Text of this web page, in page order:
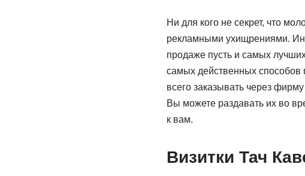
Ни для кого не секрет, что
рекламными ухищрениями.
продаже пусть и самых
самых действенных способов
всего заказывать через
Вы можете раздавать их во
к вам.
Визитки Тач